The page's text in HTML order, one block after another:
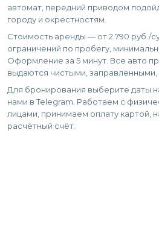
автомат, передний приводом
городу и окрестностям.
Стоимость аренды — от 2 790 руб./
ограничений по пробегу,
Оформление за 5 минут. Все авто
выдаются чистыми, заправленными,
Для бронирования выберите даты
нами в Telegram. Работаем с
лицами, принимаем оплату картой,
расчётный счёт.